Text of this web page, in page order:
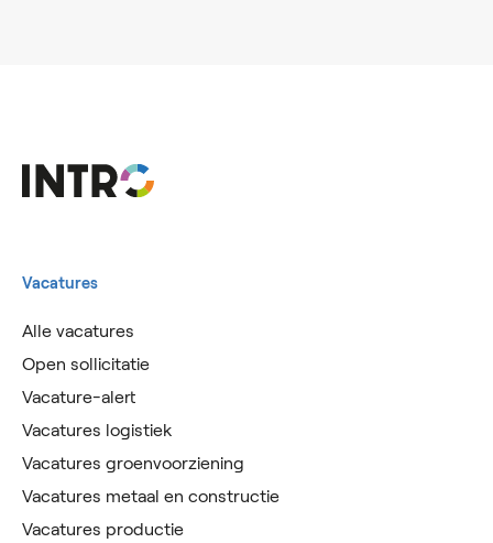
Vacatures
Alle vacatures
Open sollicitatie
Vacature-alert
Vacatures logistiek
Vacatures groenvoorziening
Vacatures metaal en constructie
Vacatures productie